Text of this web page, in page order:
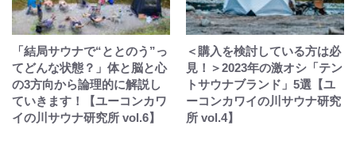
「結局サウナで“ととのう”っ
てどんな状態？」体と脳と心
の3方向から論理的に解説し
ていきます！【ユーコンカワ
イの川サウナ研究所 vol.6】
＜購入を検討している方は必
見！＞2023年の激オシ「テン
トサウナブランド」5選【ユ
ーコンカワイの川サウナ研究
所 vol.4】